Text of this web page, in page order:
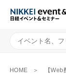
HOME 【Web配信】